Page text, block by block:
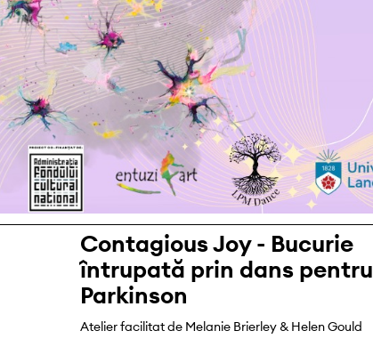
Contagious Joy - Bucurie
întrupată prin dans pentru
Parkinson
Atelier facilitat de Melanie Brierley & Helen Gould